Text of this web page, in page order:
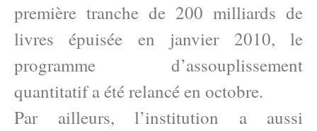
première tranche de 200 milliards de
livres épuisée en janvier 2010, le
programme d’assouplissement
quantitatif a été relancé en octobre.
Par ailleurs, l’institution a aussi